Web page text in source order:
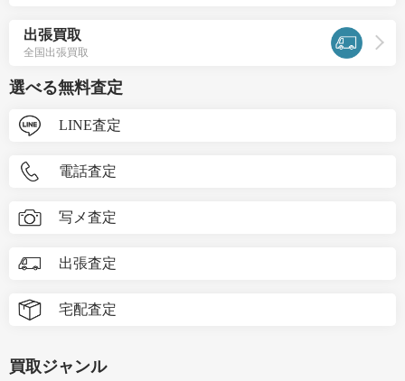
出張買取
全国出張買取
選べる無料査定
LINE査定
電話査定
写メ査定
出張査定
宅配査定
買取ジャンル